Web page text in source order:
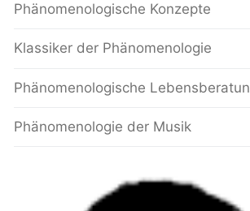
Phänomenologische Konzepte
Klassiker der Phänomenologie
Phänomenologische
Phänomenologie der Musik